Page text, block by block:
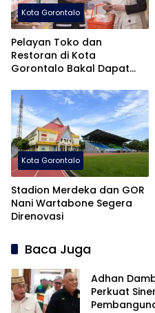
Kota Gorontalo
Pelayan Toko dan
Restoran di Kota
Gorontalo Bakal Dapat
Kota Gorontalo
Stadion Merdeka dan GOR
Nani Wartabone Segera
Direnovasi
Baca Juga
Adhan
Perkuat